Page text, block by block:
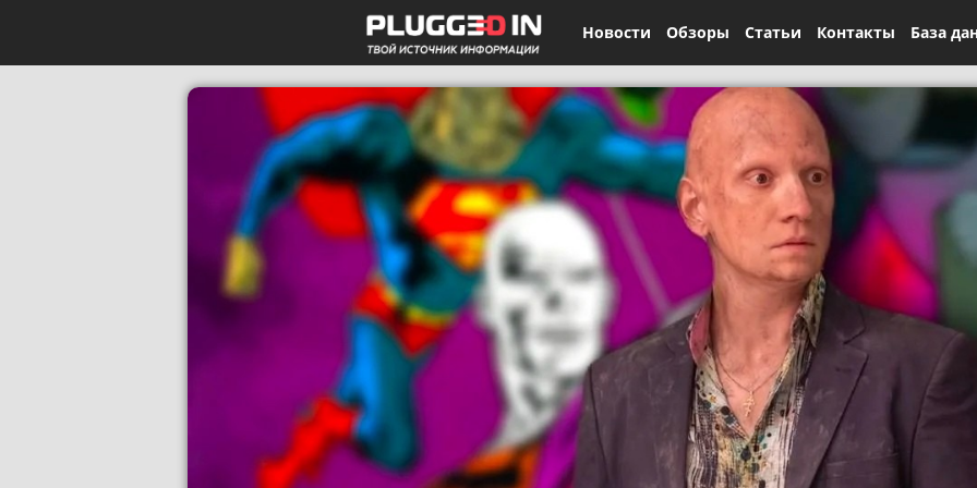
Новости Обзоры Статьи Контакты База